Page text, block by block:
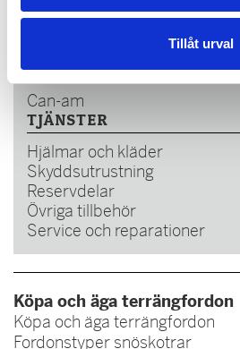
Tillåt urval
Lynx
VARUMÄRKEN
Can-am
TJÄNSTER
Hjälmar och kläder
Skyddsutrustning
Reservdelar
Övriga tillbehör
Service och reparationer
Köpa och äga terrängfordon
Köpa och äga terrängfordon
Fordonstyper snöskotrar